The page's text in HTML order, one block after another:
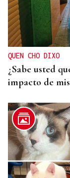
QUEN CHO DIXO
¿Sabe usted
impacto de